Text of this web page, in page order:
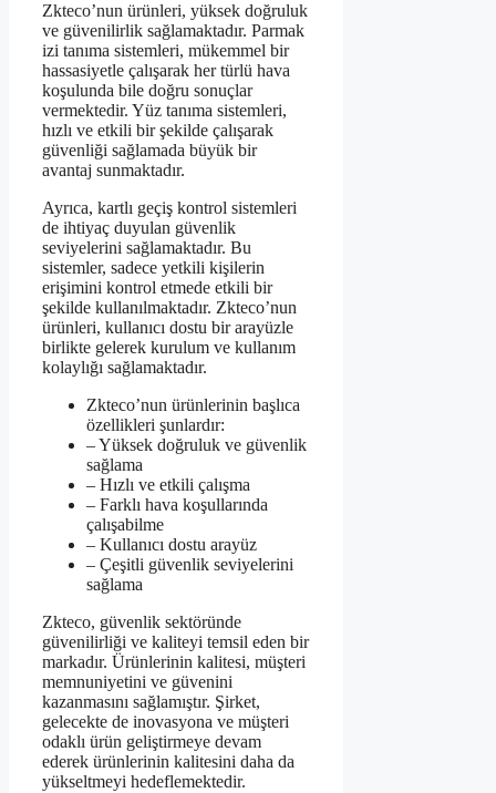
Zkteco’nun ürünleri, yüksek doğruluk
ve güvenilirlik sağlamaktadır. Parmak
izi tanıma sistemleri, mükemmel bir
hassasiyetle çalışarak her türlü hava
koşulunda bile doğru sonuçlar
vermektedir. Yüz tanıma sistemleri,
hızlı ve etkili bir şekilde çalışarak
güvenliği sağlamada büyük bir
avantaj sunmaktadır.
Ayrıca, kartlı geçiş kontrol sistemleri
de ihtiyaç duyulan güvenlik
seviyelerini sağlamaktadır. Bu
sistemler, sadece yetkili kişilerin
erişimini kontrol etmede etkili bir
şekilde kullanılmaktadır. Zkteco’nun
ürünleri, kullanıcı dostu bir arayüzle
birlikte gelerek kurulum ve kullanım
kolaylığı sağlamaktadır.
Zkteco’nun ürünlerinin başlıca
özellikleri şunlardır:
– Yüksek doğruluk ve güvenlik
sağlama
– Hızlı ve etkili çalışma
– Farklı hava koşullarında
çalışabilme
– Kullanıcı dostu arayüz
– Çeşitli güvenlik seviyelerini
sağlama
Zkteco, güvenlik sektöründe
güvenilirliği ve kaliteyi temsil eden bir
markadır. Ürünlerinin kalitesi, müşteri
memnuniyetini ve güvenini
kazanmasını sağlamıştır. Şirket,
gelecekte de inovasyona ve müşteri
odaklı ürün geliştirmeye devam
ederek ürünlerinin kalitesini daha da
yükseltmeyi hedeflemektedir.